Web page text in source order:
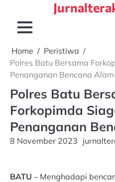
content
Home
Peristiwa
Polres Batu Bersama
Penanganan Bencana Alam
Polres Batu
Forkopimda
Penanganan
8 November 2023
BATU – Menghadapi